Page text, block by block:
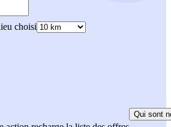
choisi
Qui sont